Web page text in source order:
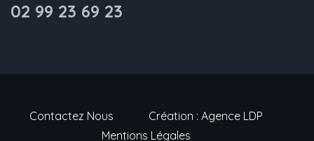
02 99 23 69 23
Contactez Nous
Création : Agence LDP
Mentions Légales